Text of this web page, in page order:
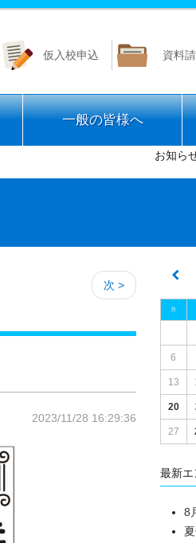
仮入校申込 資料
一般の皆様へ
お知らせ
次 >
2023/11/28 16:29:36
月
6
13
20
27
最新エ
8